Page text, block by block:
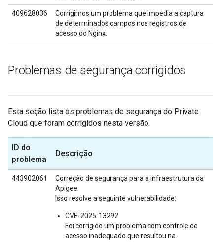
409628036
Corrigimos um problema que impedia a captura
de determinados campos nos registros de
acesso do Nginx.
Problemas de segurança corrigidos
Esta seção lista os problemas de segurança do Private
Cloud que foram corrigidos nesta versão.
ID do
problema
Descrição
443902061
Correção de segurança para a infraestrutura da
Apigee.
Isso resolve a seguinte vulnerabilidade:
CVE-2025-13292
Foi corrigido um problema com controle de
acesso inadequado que resultou na